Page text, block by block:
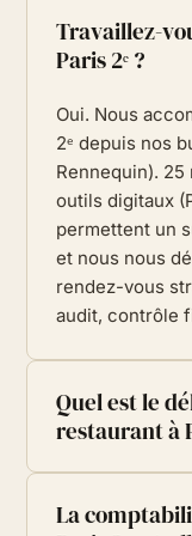
Travaillez-
Paris 2ᵉ ?
Oui. Nous
2ᵉ depuis nos
Rennequin).
outils digitaux
permettent un
et nous nous
rendez-vous
audit, contrôle
Quel est le
restaurant à
ouvrées,
La